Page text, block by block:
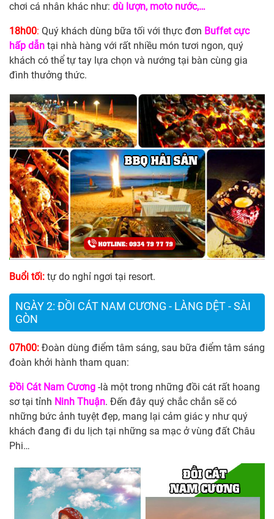
chơi cá nhân khác như: dù lượn, moto nước,…
18h00: Quý khách dùng bữa tối với thực đơn Buffet cực
hấp dẫn tại nhà hàng với rất nhiều món tươi ngon, quý
khách có thể tự tay lựa chọn và nướng tại bàn cùng gia
đình thưởng thức.
Buổi tối: tự do nghỉ ngơi tại resort.
NGÀY 2: ĐỒI CÁT NAM CƯƠNG - LÀNG DỆT - SÀI
GÒN
07h00: Đoàn dùng điểm tâm sáng, sau bữa điểm tâm sáng
đoàn khởi hành tham quan:
Đồi Cát Nam Cương -là một trong những đồi cát rất hoang
sơ tại tỉnh Ninh Thuận. Đến đây quý chắc chắn sẽ có
những bức ảnh tuyệt đẹp, mang lại cảm giác y như quý
khách đang đi du lịch tại những sa mạc ở vùng đất Châu
Phi…